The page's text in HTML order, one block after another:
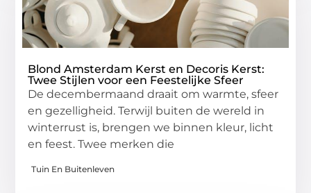
Blond Amsterdam Kerst en Decoris Kerst:
Twee Stijlen voor een Feestelijke Sfeer
De decembermaand draait om warmte, sfeer
en gezelligheid. Terwijl buiten de wereld in
winterrust is, brengen we binnen kleur, licht
en feest. Twee merken die
Tuin En Buitenleven